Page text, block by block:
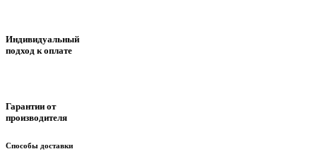
Индивидуальный
подход к оплате
Гарантии от
производителя
Способы доставки